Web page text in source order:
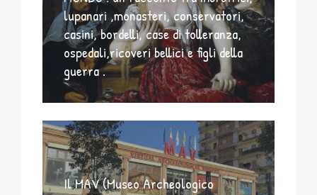
lupanari ,monasteri, conservatori,
casini, bordelli, case di tolleranza,
ospedali,ricoveri bellici e figli della
guerra .
Il MAV (Museo Archeologico